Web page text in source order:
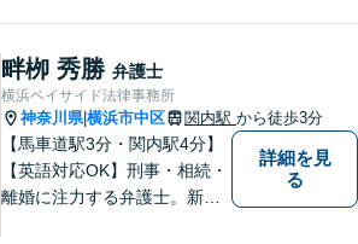
事件など、ご相談ください
【夜間・休日対応】
畔栁 秀勝 弁護士
横浜ベイサイド法律事務所
神奈川県|横浜市中区 関内駅 から徒歩3分
【馬車道駅3分・関内駅4分】
【英語対応OK】刑事・相続・
離婚に注力する弁護士。新し
詳細を見
る